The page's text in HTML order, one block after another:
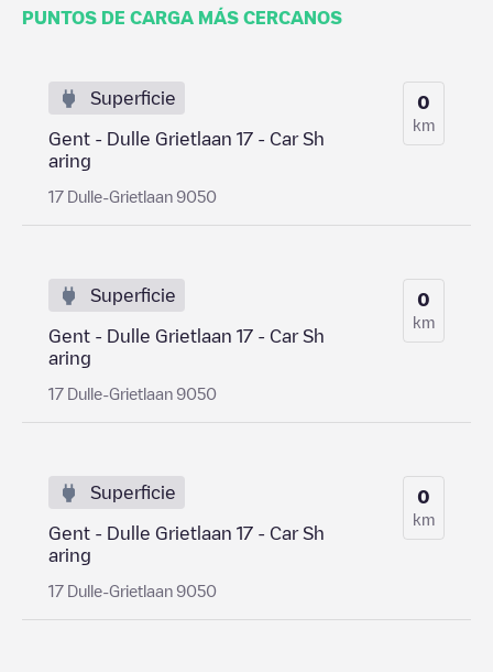
PUNTOS DE CARGA MÁS CERCANOS
Superficie
Gent - Dulle Grietlaan 17 - Car Sh
aring
17 Dulle-Grietlaan 9050
0
km
Superficie
Gent - Dulle Grietlaan 17 - Car Sh
aring
17 Dulle-Grietlaan 9050
0
km
Superficie
Gent - Dulle Grietlaan 17 - Car Sh
aring
17 Dulle-Grietlaan 9050
0
km